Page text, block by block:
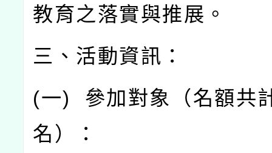
教育之落實與推展。
三、活動資訊：
(一) 參加對象（名額共
名）：